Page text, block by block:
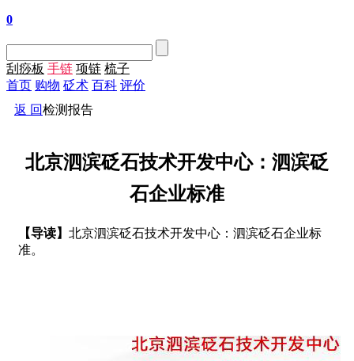
0
刮痧板 手链 项链 梳子
首页 购物 砭术 百科 评价
返 回检测报告
北京泗滨砭石技术开发中心：泗滨砭
石企业标准
【导读】 北京泗滨砭石技术开发中心：泗滨砭石企业标
准。